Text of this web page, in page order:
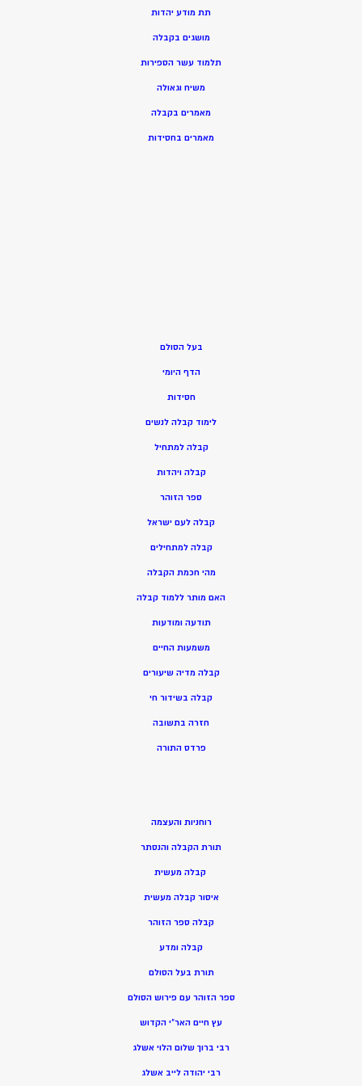
תת מודע יהדות
מושגים בקבלה
תלמוד עשר הספירות
משיח וגאולה
מאמרים בקבלה
מאמרים בחסידות
בעל הסולם
הדף היומי
חסידות
לימוד קבלה לנשים
קבלה למתחיל
קבלה ויהדות
ספר הזוהר
קבלה לעם ישראל
קבלה למתחילים
מהי חכמת הקבלה
האם מותר ללמוד קבלה
תודעה ומודעות
משמעות החיים
קבלה מדיה שיעורים
קבלה בשידור חי
חזרה בתשובה
פרדס התורה
רוחניות והעצמה
תורת הקבלה והנסתר
קבלה מעשית
איסור קבלה מעשית
קבלה ספר הזוהר
קבלה ומדע
תורת בעל הסולם
ספר הזוהר עם פירוש הסולם
עץ חיים האר”י הקדוש
רבי ברוך שלום הלוי אשלג
רבי יהודה לייב אשלג